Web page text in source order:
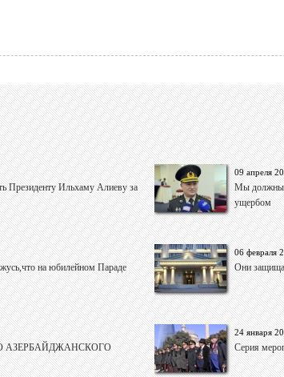
Президенту Ильхаму Алиеву за
09 апреля
Мы должны
ущербом
на юбилейном Параде
06 февраля
Они
АЗЕРБАЙДЖАНСКОГО
24 января
Серия